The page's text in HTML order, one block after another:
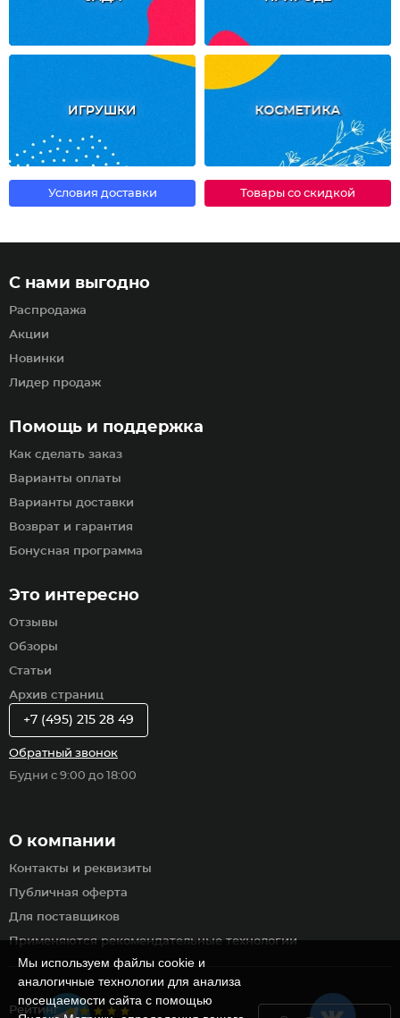
ИГРУШКИ КОСМЕТИКА
Условия доставки Товары со скидкой
Рейтинг
Помощь и поддержка
Как сделать заказ
Варианты оплаты
Варианты доставки
Возврат и гарантия
Бонусная программа
С нами выгодно
Распродажа
Акции
Новинки
Лидер продаж
Это интересно
Отзывы
Обзоры
Статьи
Архив страниц
О компании
Контакты и реквизиты
Публичная оферта
Для поставщиков
Применяются рекомендательные технологии
+7 (495) 215 28 49
Обратный звонок
Будни с 9:00 до 18:00
Мы используем файлы cookie и
аналогичные технологии для анализа
посещаемости сайта с помощью